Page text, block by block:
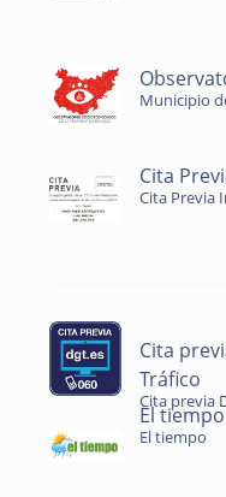
Municipio
Cita
Cita Previa
Cita
Tráfico
Cita previa
El tiempo
El tiempo